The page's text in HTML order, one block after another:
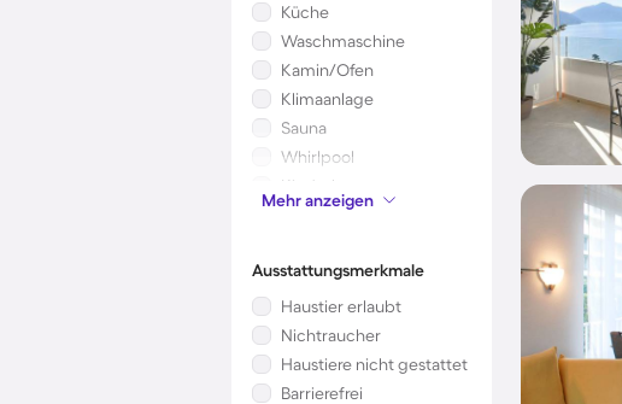
Küche
Waschmaschine
Kamin/Ofen
Klimaanlage
Sauna
Whirlpool
Kinderbett
Mikrowelle
Mehr anzeigen
Ausstattungsmerkmale
Haustier erlaubt
Nichtraucher
Haustiere nicht gestattet
Barrierefrei